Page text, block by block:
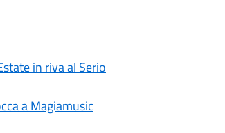
in riva al Serio
a Magiamusic